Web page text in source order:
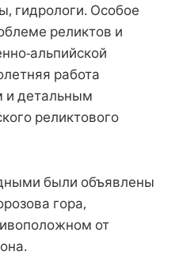
гидрологи. Особое
реликтов и
альпийской
работа
и детальным
реликтового
были объявлены
гора,
от